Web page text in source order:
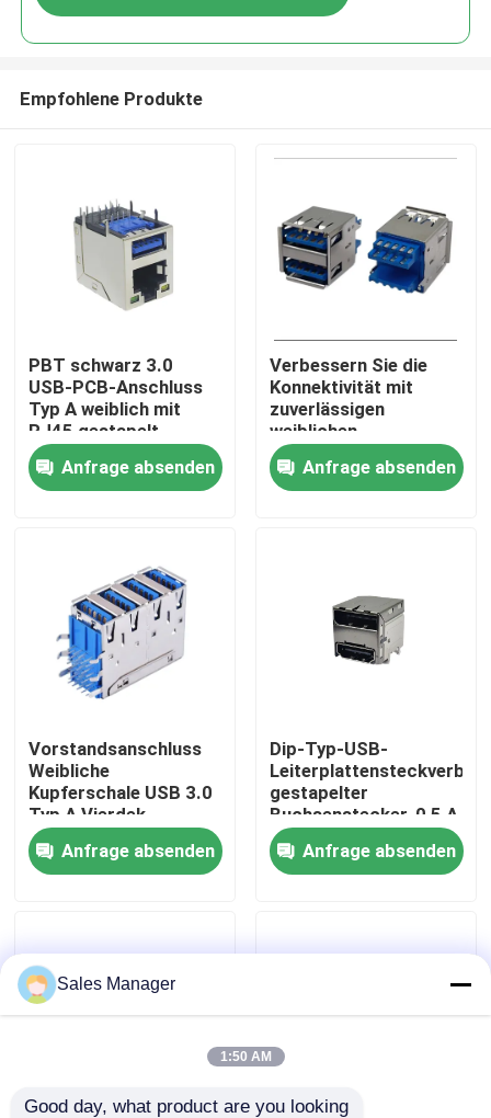
Haus
Über uns
Fabrik-Ausflug
Qualitätskontrolle
Kontakt US
DIP-USB-Anschluss
USB-Typ-C-Anschlüsse
Empfohlene Produkte
PBT schwarz 3.0
USB-PCB-Anschluss
Typ A weiblich mit
RJ45 gestapelt
Anfrage absenden
Verbessern Sie die
Konnektivität mit
zuverlässigen
weiblichen
Doppeldecker-USB-
Anschlüssen
Anfrage absenden
Vorstandsanschluss
Weibliche
Kupferschale USB 3.0
Typ A Vierdek-
Stückelungssteckdose
Anfrage absenden
Dip-Typ-USB-
gestapelter
Buchsenstecker, 0,5 A
Anfrage absenden
Sales Manager
1:50 AM
Good day, what product are you looking